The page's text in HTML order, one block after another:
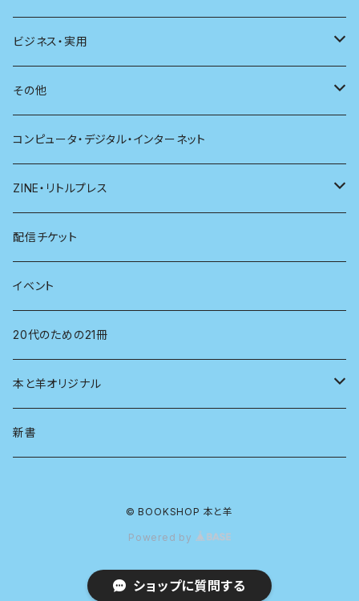
新潮
別冊太陽
科学
社会
哲学
医学
看護学
心理学
経営学
言語学
法律
人類学
電子版（PDF）
歴史
地理
ビジネス・実用
雷鳥社辞典シリーズ
その他
珈琲
雑貨
コンピュータ・デジタル・インターネット
ZINE・リトルプレス
電子版（EPub）
電子版（PDF）
配信チケット
イベント
20代のための21冊
本と羊オリジナル
アロマスプレー
新書
© BOOKSHOP 本と羊
Powered by
ショップに質問する